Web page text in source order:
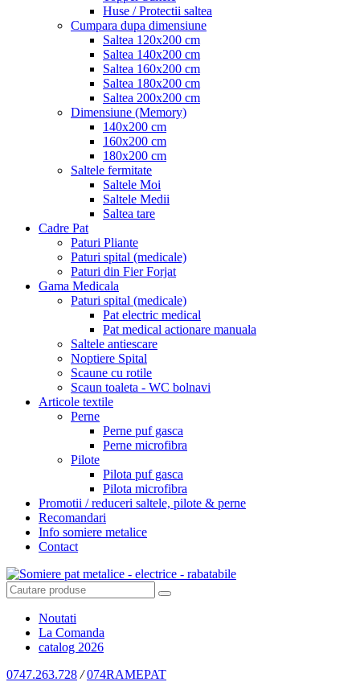
Huse / Protectii saltea
Cumpara dupa dimensiune
Saltea 120x200 cm
Saltea 140x200 cm
Saltea 160x200 cm
Saltea 180x200 cm
Saltea 200x200 cm
Dimensiune (Memory)
140x200 cm
160x200 cm
180x200 cm
Saltele fermitate
Saltele Moi
Saltele Medii
Saltea tare
Cadre Pat
Paturi Pliante
Paturi spital (medicale)
Paturi din Fier Forjat
Gama Medicala
Paturi spital (medicale)
Pat electric medical
Pat medical actionare manuala
Saltele antiescare
Noptiere Spital
Scaune cu rotile
Scaun toaleta - WC bolnavi
Articole textile
Perne
Perne puf gasca
Perne microfibra
Pilote
Pilota puf gasca
Pilota microfibra
Promotii / reduceri saltele, pilote & perne
Recomandari
Info somiere metalice
Contact
Noutati
La Comanda
catalog 2026
0747.263.728 / 074RAMEPAT